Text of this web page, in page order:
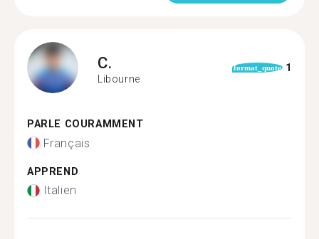
C.
Libourne
format_quote 1
PARLE COURAMMENT
Français
APPREND
Italien